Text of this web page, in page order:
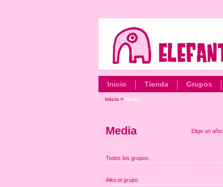
Inicio Tienda Grupos
Inicio> Media
Media Elige un año:
Todos los grupos
Aiko el grupo